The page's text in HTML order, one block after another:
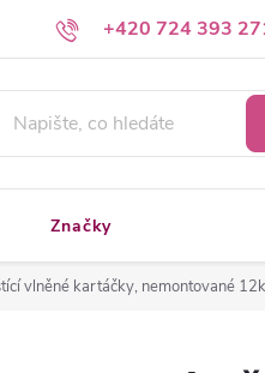
+420 724 393
Napište nám
Značky
vlněné kartáčky, nemontované